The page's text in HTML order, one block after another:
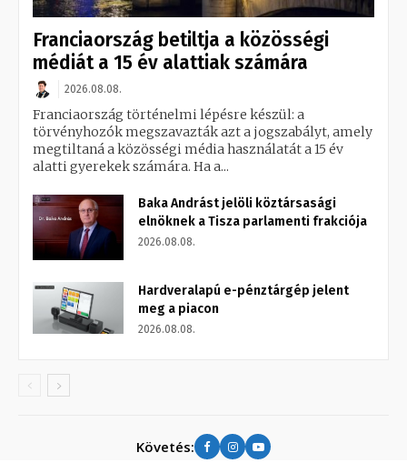
Franciaország betiltja a közösségi
médiát a 15 év alattiak számára
2026.08.08.
Franciaország történelmi lépésre készül: a
törvényhozók megszavazták azt a jogszabályt, amely
megtiltaná a közösségi média használatát a 15 év
alatti gyerekek számára. Ha a...
Baka Andrást jelöli köztársasági
elnöknek a Tisza parlamenti frakciója
2026.08.08.
Hardveralapú e-pénztárgép jelent
meg a piacon
2026.08.08.
Követés: